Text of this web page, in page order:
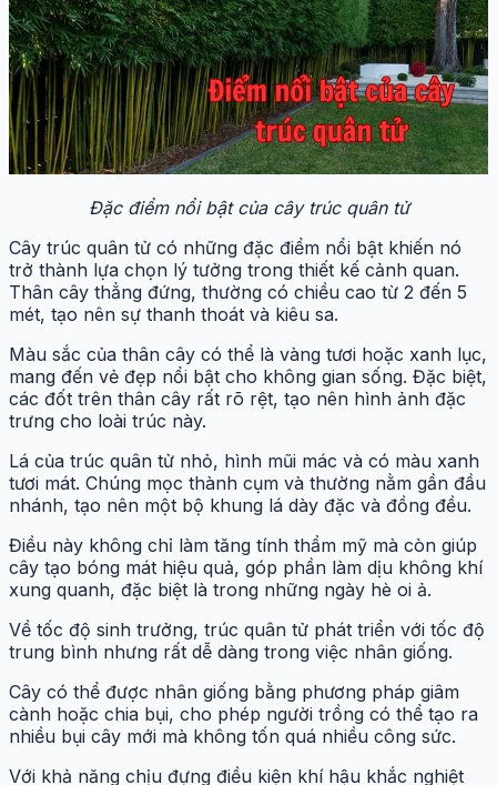
Đặc điểm nổi bật của cây trúc quân tử
Cây trúc quân tử có những đặc điểm nổi bật khiến nó
trở thành lựa chọn lý tưởng trong thiết kế cảnh quan.
Thân cây thẳng đứng, thường có chiều cao từ 2 đến 5
mét, tạo nên sự thanh thoát và kiêu sa.
Màu sắc của thân cây có thể là vàng tươi hoặc xanh lục,
mang đến vẻ đẹp nổi bật cho không gian sống. Đặc biệt,
các đốt trên thân cây rất rõ rệt, tạo nên hình ảnh đặc
trưng cho loài trúc này.
Lá của trúc quân tử nhỏ, hình mũi mác và có màu xanh
tươi mát. Chúng mọc thành cụm và thường nằm gần đầu
nhánh, tạo nên một bộ khung lá dày đặc và đồng đều.
Điều này không chỉ làm tăng tính thẩm mỹ mà còn giúp
cây tạo bóng mát hiệu quả, góp phần làm dịu không khí
xung quanh, đặc biệt là trong những ngày hè oi ả.
Về tốc độ sinh trưởng, trúc quân tử phát triển với tốc độ
trung bình nhưng rất dễ dàng trong việc nhân giống.
Cây có thể được nhân giống bằng phương pháp giâm
cành hoặc chia bụi, cho phép người trồng có thể tạo ra
nhiều bụi cây mới mà không tốn quá nhiều công sức.
Với khả năng chịu đựng điều kiện khí hậu khắc nghiệt